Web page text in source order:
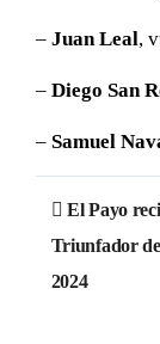
– Juan Leal,
– Diego San
– Samuel
de
entradas
El Payo
Triunfador
2024